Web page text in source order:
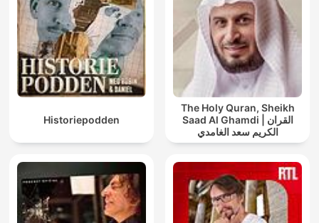
Historiepodden
The Holy Quran, Sheikh
Saad Al Ghamdi | القران
الكريم سعد الغامدي